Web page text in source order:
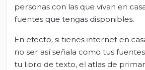
personas con las que vivan en
fuentes que tengas disponibles.
En efecto, si tienes internet en
no ser así señala como tus
tu libro de texto, el atlas de